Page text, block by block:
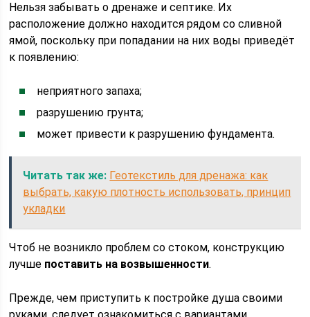
Нельзя забывать о дренаже и септике. Их
расположение должно находится рядом со сливной
ямой, поскольку при попадании на них воды приведёт
к появлению:
неприятного запаха;
разрушению грунта;
может привести к разрушению фундамента.
Читать так же: Геотекстиль для дренажа: как
выбрать, какую плотность использовать, принцип
укладки
Чтоб не возникло проблем со стоком, конструкцию
лучше поставить на возвышенности.
Прежде, чем приступить к постройке душа своими